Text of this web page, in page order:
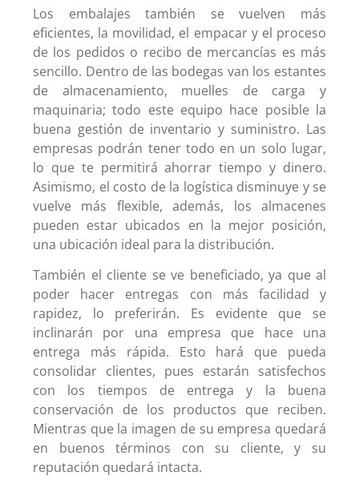
Los embalajes también se vuelven más
eficientes, la movilidad, el empacar y el proceso
de los pedidos o recibo de mercancías es más
sencillo. Dentro de las bodegas van los estantes
de almacenamiento, muelles de carga y
maquinaria; todo este equipo hace posible la
buena gestión de inventario y suministro. Las
empresas podrán tener todo en un solo lugar,
lo que te permitirá ahorrar tiempo y dinero.
Asimismo, el costo de la logística disminuye y se
vuelve más flexible, además, los almacenes
pueden estar ubicados en la mejor posición,
una ubicación ideal para la distribución.
También el cliente se ve beneficiado, ya que al
poder hacer entregas con más facilidad y
rapidez, lo preferirán. Es evidente que se
inclinarán por una empresa que hace una
entrega más rápida. Esto hará que pueda
consolidar clientes, pues estarán satisfechos
con los tiempos de entrega y la buena
conservación de los productos que reciben.
Mientras que la imagen de su empresa quedará
en buenos términos con su cliente, y su
reputación quedará intacta.